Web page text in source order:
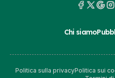
Chi siamo
Politica sulla privacyPolitica sui